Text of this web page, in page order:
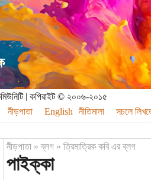
| কপিরাইট © ২০০৬-২০১৫
নীড়পাতা
English নীতিমালা সচলে
নীড়পাতা»ব্লগ» ত্রিমাত্রিক কবি এর ব্লগ
পাইক্কা